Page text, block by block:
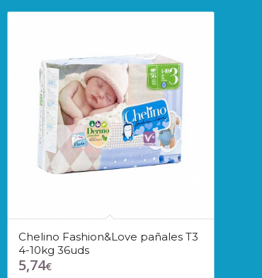
Chelino Fashion&Love pañales T3
4-10kg 36uds
5,74€